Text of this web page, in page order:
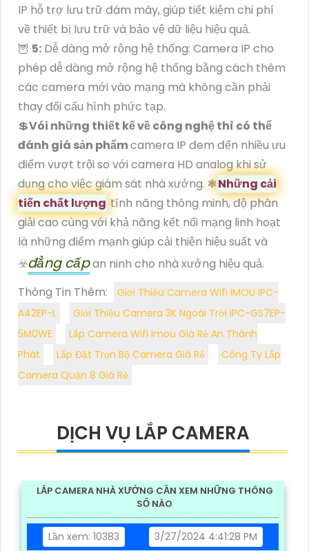
IP hỗ trợ lưu trữ đám mây, giúp tiết kiệm chi phí
về thiết bị lưu trữ và bảo vệ dữ liệu hiệu quả.
🦉 5: Dễ dàng mở rộng hệ thống: Camera IP cho
phép dễ dàng mở rộng hệ thống bằng cách thêm
các camera mới vào mạng mà không cần phải
thay đổi cấu hình phức tạp.
💲Vói những thiết kế về công nghệ thì có thể
đánh giá sản phẩmcamera IP đem đến nhiều ưu
điểm vượt trội so với camera HD analog khi sử
dụng cho việc giám sát nhà xưởng. ❃Những cải
tiến chất lượng tính năng thông minh, độ phân
giải cao cùng với khả năng kết nối mạng linh hoạt
là những điểm mạnh giúp cải thiện hiệu suất và
☣️đẳng cấpan ninh cho nhà xưởng hiệu quả.
Thông Tin Thêm:
Giới Thiệu Camera Wifi IMOU IPC-
A42EP-L
Giới Thiệu Camera 3K Ngoài Trời IPC-GS7EP-
5M0WE
Lắp Camera Wifi Imou Giá Rẻ An Thành
Phát
Lắp Đặt Trọn Bộ Camera Giá Rẻ
Công Ty Lắp
Camera Quận 8 Giá Rẻ
DỊCH VỤ LẮP CAMERA
LẮP CAMERA NHÀ XƯỞNG CẦN XEM NHỮNG THÔNG
SỐ NÀO
Lần xem: 10383
3/27/2024 4:41:28 PM